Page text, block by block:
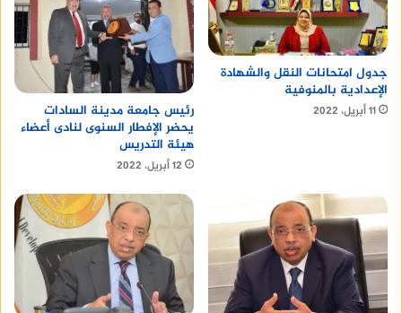
جدول امتحانات النقل والشهادة
الإعدادية بالمنوفية
11 أبريل، 2022
رئيس جامعة مدينة السادات
يحضر الإفطار السنوى لنادى أعضاء
هيئة التدريس
12 أبريل، 2022